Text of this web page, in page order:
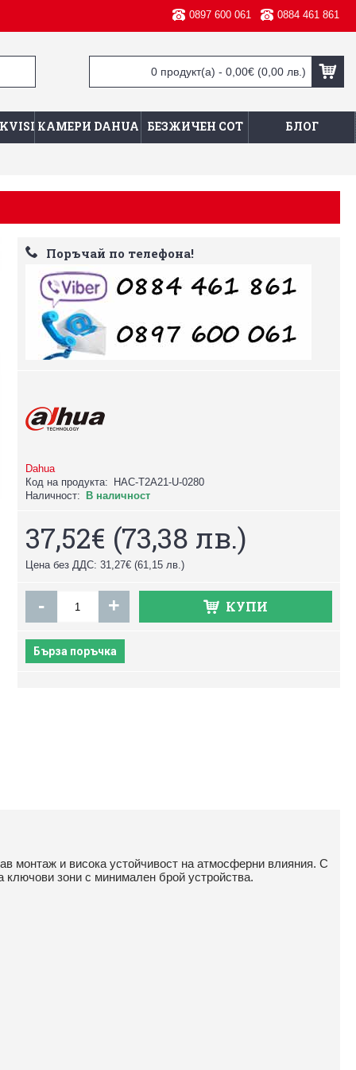
0897 600 061 0884 461 861
0 продукт(а) - 0,00€(0,00 лв.)
КАМЕРИ DAHUA БЕЗЖИЧЕН СОТ БЛОГ
Поръчай по телефона!
Dahua
Код на продукта:
HAC-T2A21-U-0280
Наличност:
В наличност
37,52€ (73,38 лв.)
Цена без ДДС: 31,27€ (61,15 лв.)
- + КУПИ
Бърза поръчка
монтаж и висока устойчивост на атмосферни влияния. С
зони с минимален брой устройства.